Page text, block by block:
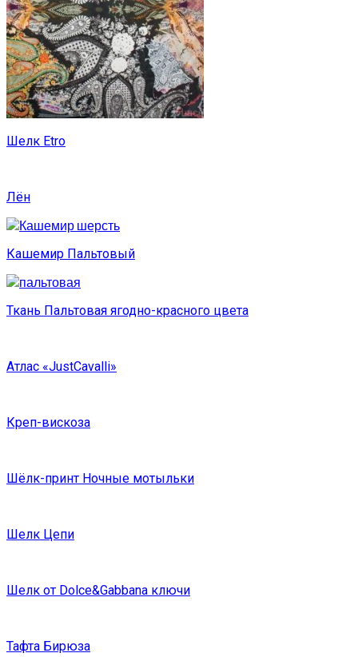
Шелк Etro
Лён
Кашемир Пальтовый
Ткань Пальтовая ягодно-красного цвета
Атлас «JustCavalli»
Креп-вискоза
Шёлк-принт Ночные мотыльки
Шелк Цепи
Шелк от Dolce&Gabbana ключи
Тафта Бирюза